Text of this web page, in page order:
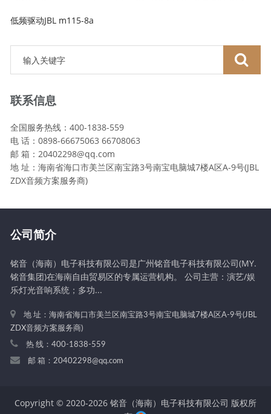
低频驱动JBL m115-8a
联系信息
全国服务热线：400-1838-559
电 话：0898-66675063 66708063
邮 箱：20402298@qq.com
地 址：海南省海口市美兰区南宝路3号南宝电脑城7楼A区A-9号(JBL
ZDX音频方案服务商)
公司简介
铭音（海南）电子科技有限公司是广州铭音电子科技有限公司(MY.
铭音集团)在海南自由贸易区的专属运营机构。 公司主营：演艺/娱
乐灯光音响系统；多功...
地 址：海南省海口市美兰区南宝路3号南宝电脑城7楼A区A-9号(JBL
ZDX音频方案服务商)
热 线：400-1838-559
邮 箱：20402298@qq.com
Copyright © 2020-2026 铭音（海南）电子科技有限公司 版权所